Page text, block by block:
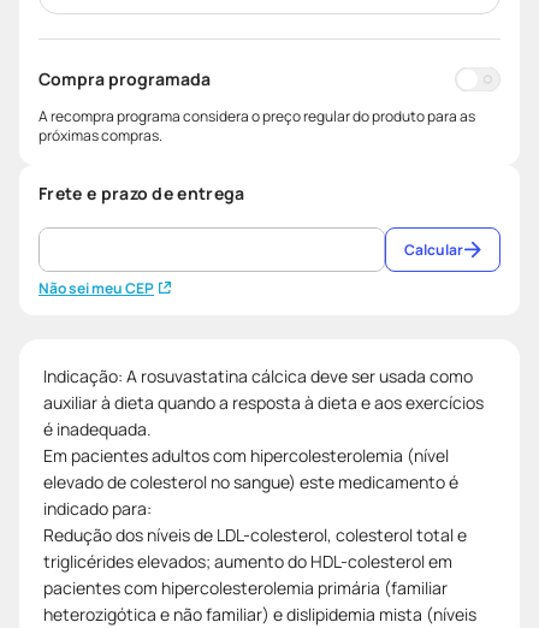
Compra programada
A recompra programa considera o preço regular do produto para as
próximas compras.
Frete e prazo de entrega
Não sei meu CEP
Calcular
Indicação: A rosuvastatina cálcica deve ser usada como
auxiliar à dieta quando a resposta à dieta e aos exercícios
é inadequada.
Em pacientes adultos com hipercolesterolemia (nível
elevado de colesterol no sangue) este medicamento é
indicado para:
Redução dos níveis de LDL-colesterol, colesterol total e
triglicérides elevados; aumento do HDL-colesterol em
pacientes com hipercolesterolemia primária (familiar
heterozigótica e não familiar) e dislipidemia mista (níveis